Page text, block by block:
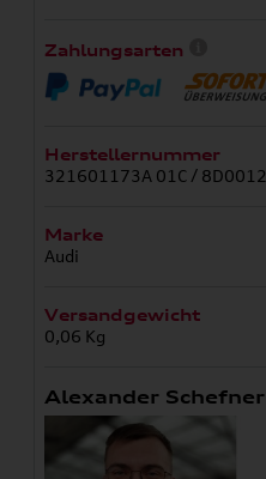
Zahlungsarten
Herstellernummer
321601173A 01C /
Marke
Audi
Versandgewicht
0,06 Kg
Alexander Schefner